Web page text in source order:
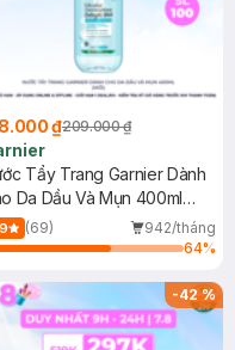
₫209.000 ₫
Tẩy Trang Garnier Dành
Da Dầu Và Mụn 400ml
(69)
942/tháng
64%
-42%